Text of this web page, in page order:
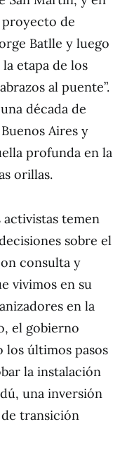
de
Batlle y luego
etapa de los
al puente”.
década de
Aires y
profunda en la
orillas.
activistas temen
sobre el
consulta y
vivimos en su
en la
el gobierno
los últimos pasos
la instalación
una inversión
transición